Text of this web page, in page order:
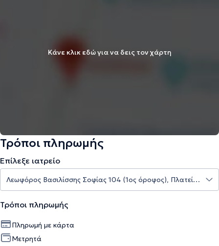
Κάνε κλικ εδώ για να δεις τον χάρτη
Τρόποι πληρωμής
Επίλεξε ιατρείο
Τρόποι πληρωμής
Πληρωμή με κάρτα
Μετρητά